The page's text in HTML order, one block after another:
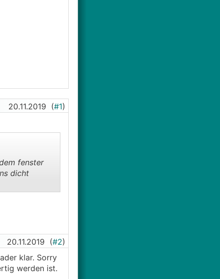
20.11.2019 (#1)
fenster
dicht
20.11.2019 (#2)
klar. Sorry
werden ist.